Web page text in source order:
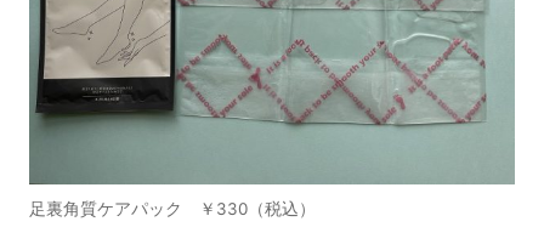
足裏角質ケアパック ￥330（税込）